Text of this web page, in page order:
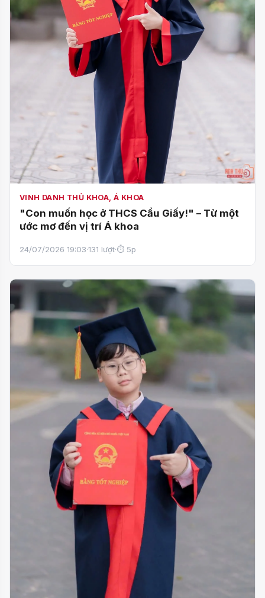
VINH DANH THỦ KHOA, Á KHOA
"Con muốn học ở THCS Cầu Giấy!" – Từ một
ước mơ đến vị trí Á khoa
24/07/2026 19:03·131 lượt·⏱ 5p